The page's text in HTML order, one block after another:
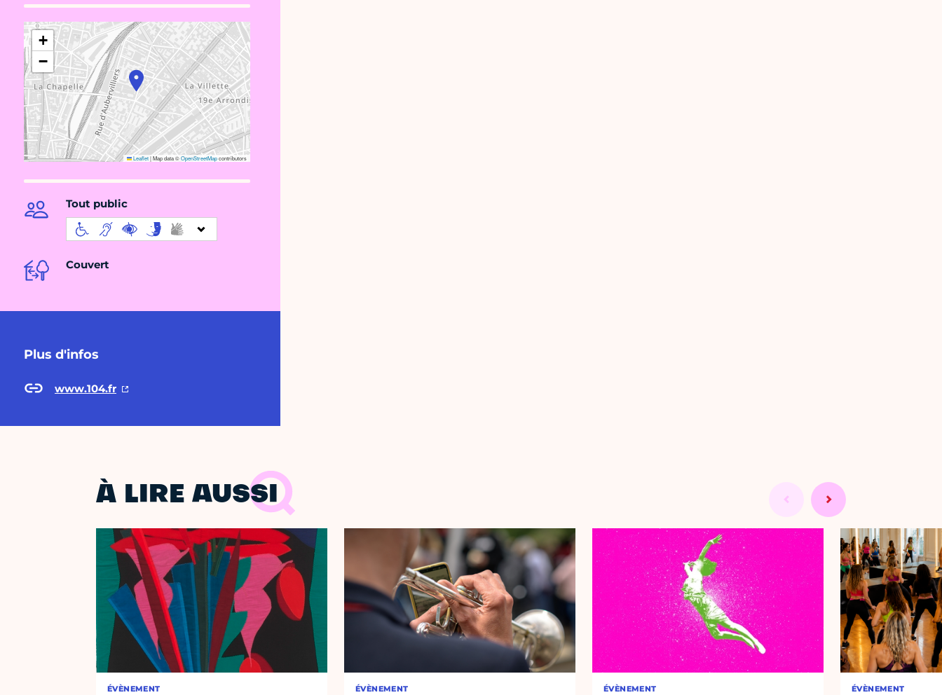
+
−
Leaflet|Map data ©OpenStreetMapcontributors
Tout public
Couvert
Plus d'infos
www.104.fr
À LIRE AUSSI
ÉVÈNEMENT ÉVÈNEMENT ÉVÈNEMENT ÉVÈNEMENT